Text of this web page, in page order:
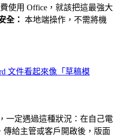
使用 Office，就該把這最強大
全： 本地端操作，不需將機
文件看起來像「草稿模
一定遇過這種狀況：在自己電
傳給主管或客戶開啟後，版面